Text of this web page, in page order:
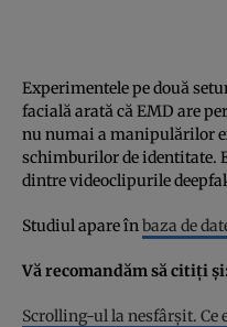
Experimentele pe două
facială arată că EMD are
nu numai a manipulărilor
schimburilor de identitate.
dintre videoclipurile
Studiul apare înbaza de
Vă recomandăm să citiți și:
Scrolling-ul la nesfârșit. Ce